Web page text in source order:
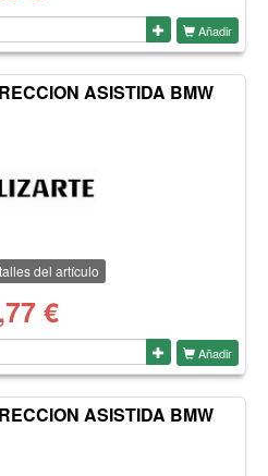
Añadir
ASISTIDA BMW
del artículo
€
Añadir
ASISTIDA BMW